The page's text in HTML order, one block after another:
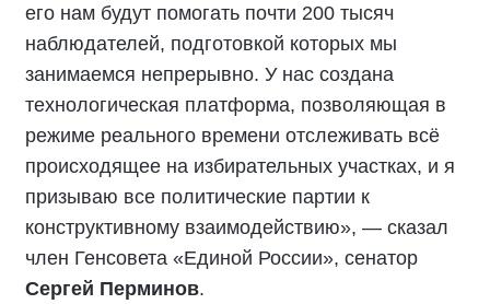
его нам будут помогать почти 200 тысяч
наблюдателей, подготовкой которых мы
занимаемся непрерывно. У нас создана
технологическая платформа, позволяющая в
режиме реального времени отслеживать всё
происходящее на избирательных участках, и я
призываю все политические партии к
конструктивному взаимодействию», — сказал
член Генсовета «Единой России», сенатор
Сергей Перминов.